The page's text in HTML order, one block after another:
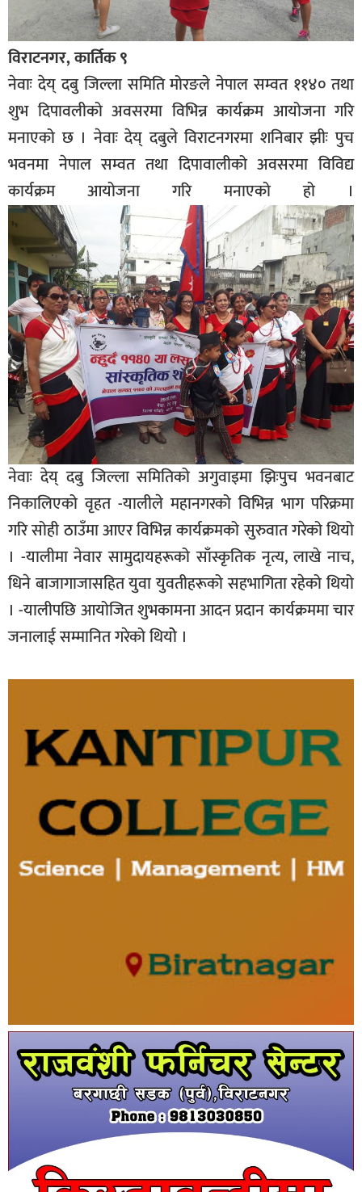
विराटनगर, कार्तिक ९
नेवाः देय् दबु जिल्ला समिति मोरङले नेपाल सम्वत ११४० तथा
शुभ दिपावलीको अवसरमा विभिन्न कार्यक्रम आयोजना गरि
मनाएको छ । नेवाः देय् दबुले विराटनगरमा शनिबार झीः पुच
भवनमा नेपाल सम्वत तथा दिपावालीको अवसरमा विविद्य
कार्यक्रम आयोजना गरि मनाएको हो ।
नेवाः देय् दबु जिल्ला समितिको अगुवाइमा झिःपुच भवनबाट
निकालिएको वृहत -यालीले महानगरको विभिन्न भाग परिक्रमा
गरि सोही ठाउँमा आएर विभिन्न कार्यक्रमको सुरुवात गरेको थियो
। -यालीमा नेवार सामुदायहरूको साँस्कृतिक नृत्य, लाखे नाच,
धिने बाजागाजासहित युवा युवतीहरूको सहभागिता रहेको थियो
। -यालीपछि आयोजित शुभकामना आदन प्रदान कार्यक्रममा चार
जनालाई सम्मानित गरेको थियोे ।